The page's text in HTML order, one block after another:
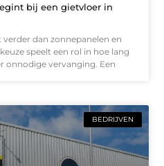
bij een gietvloer in
dan zonnepanelen en
speelt een rol in hoe lang
onnodige vervanging. Een
BEDRIJVEN